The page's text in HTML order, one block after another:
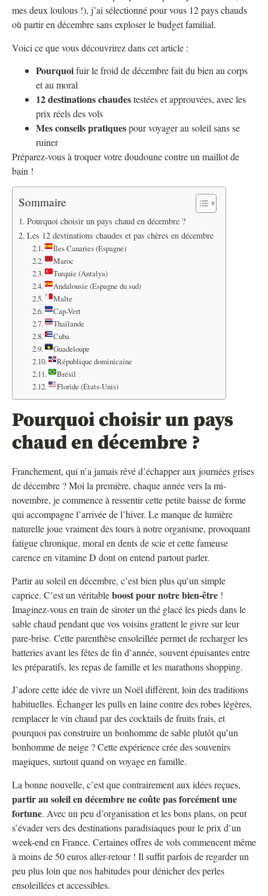
mes deux loulous !), j’ai sélectionné pour vous 12 pays chauds
où partir en décembre sans exploser le budget familial.
Voici ce que vous découvrirez dans cet article :
Pourquoifuir le froid de décembre fait du bien au corps
et au moral
12 destinations chaudestestées et approuvées, avec les
prix réels des vols
Mes conseils pratiquespour voyager au soleil sans se
ruiner
Préparez-vous à troquer votre doudoune contre un maillot de
bain !
Sommaire
Pourquoi choisir un pays chaud en décembre ?
Les 12 destinations chaudes et pas chères en décembre
Îles Canaries (Espagne)
Maroc
Turquie (Antalya)
Andalousie (Espagne du sud)
Malte
Cap-Vert
Thaïlande
Cuba
Guadeloupe
République dominicaine
Brésil
Floride (États-Unis)
Pourquoi choisir un pays
chaud en décembre ?
Franchement, qui n’a jamais rêvé d’échapper aux journées grises
de décembre ? Moi la première, chaque année vers la mi-
novembre, je commence à ressentir cette petite baisse de forme
qui accompagne l’arrivée de l’hiver. Le manque de lumière
naturelle joue vraiment des tours à notre organisme, provoquant
fatigue chronique, moral en dents de scie et cette fameuse
carence en vitamine D dont on entend partout parler.
Partir au soleil en décembre, c’est bien plus qu’un simple
caprice. C’est un véritableboost pour notre bien-être !
Imaginez-vous en train de siroter un thé glacé les pieds dans le
sable chaud pendant que vos voisins grattent le givre sur leur
pare-brise. Cette parenthèse ensoleillée permet de recharger les
batteries avant les fêtes de fin d’année, souvent épuisantes entre
les préparatifs, les repas de famille et les marathons shopping.
J’adore cette idée de vivre un Noël différent, loin des traditions
habituelles. Échanger les pulls en laine contre des robes légères,
remplacer le vin chaud par des cocktails de fruits frais, et
pourquoi pas construire un bonhomme de sable plutôt qu’un
bonhomme de neige ? Cette expérience crée des souvenirs
magiques, surtout quand on voyage en famille.
La bonne nouvelle, c’est que contrairement aux idées reçues,
partir au soleil en décembre ne coûte pas forcément une
fortune. Avec un peu d’organisation et les bons plans, on peut
s’évader vers des destinations paradisiaques pour le prix d’un
week-end en France. Certaines offres de vols commencent même
à moins de 50 euros aller-retour ! Il suffit parfois de regarder un
peu plus loin que nos habitudes pour dénicher des perles
ensoleillées et accessibles.